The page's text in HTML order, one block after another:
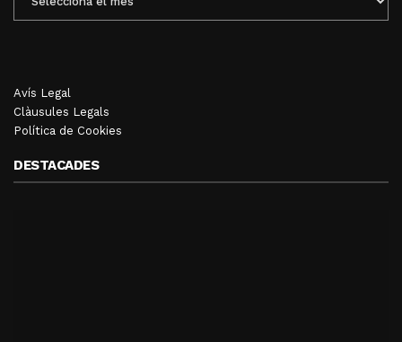
MENSUALS
Avís Legal
Clàusules Legals
Política de Cookies
DESTACADES